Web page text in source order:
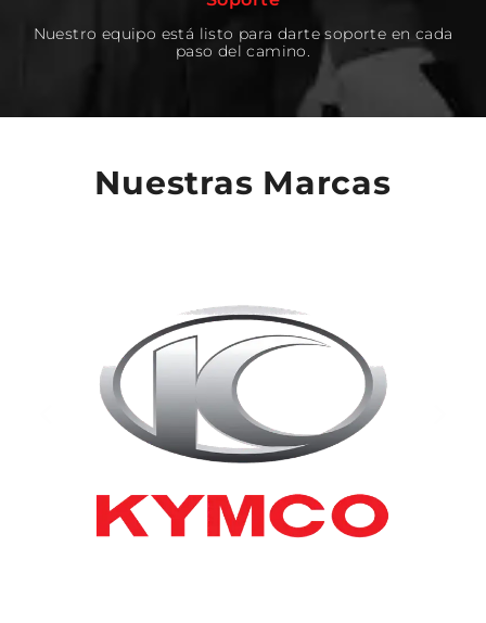
Nuestro equipo está listo para darte soporte en cada
paso del camino.
Nuestras Marcas